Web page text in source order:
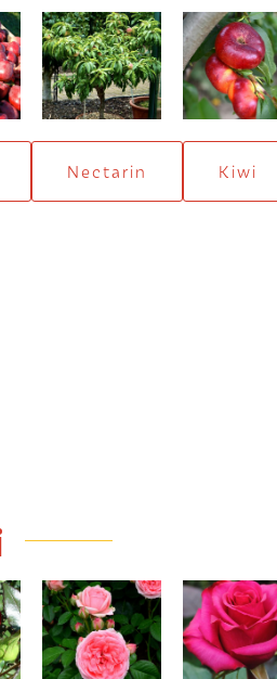
Piersic pitic Liana
Nectarin Kiwi
Kimono Ravel